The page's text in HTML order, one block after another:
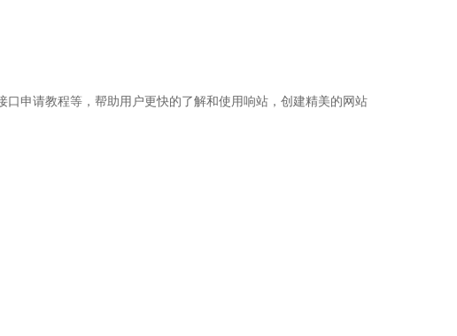
申请教程等，帮助用户更快的了解和使用响站，创建精美的网站